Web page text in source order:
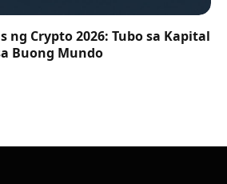
ng Crypto 2026: Tubo sa Kapital
Buong Mundo